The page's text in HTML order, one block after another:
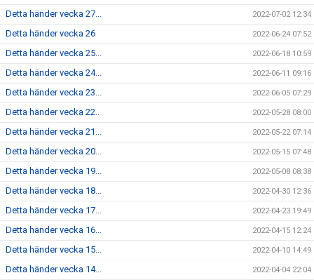
Detta händer vecka 27... 2022-07-02 12:34
Detta händer vecka 26 2022-06-24 07:52
Detta händer vecka 25... 2022-06-18 10:59
Detta händer vecka 24... 2022-06-11 09:16
Detta händer vecka 23... 2022-06-05 07:29
Detta händer vecka 22.. 2022-05-28 08:00
Detta händer vecka 21... 2022-05-22 07:14
Detta händer vecka 20... 2022-05-15 07:48
Detta händer vecka 19... 2022-05-08 08:38
Detta händer vecka 18... 2022-04-30 12:36
Detta händer vecka 17... 2022-04-23 19:49
Detta händer vecka 16... 2022-04-15 12:24
Detta händer vecka 15... 2022-04-10 14:49
Detta händer vecka 14... 2022-04-04 22:04